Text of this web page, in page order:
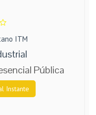
ITM
Pública
Instante